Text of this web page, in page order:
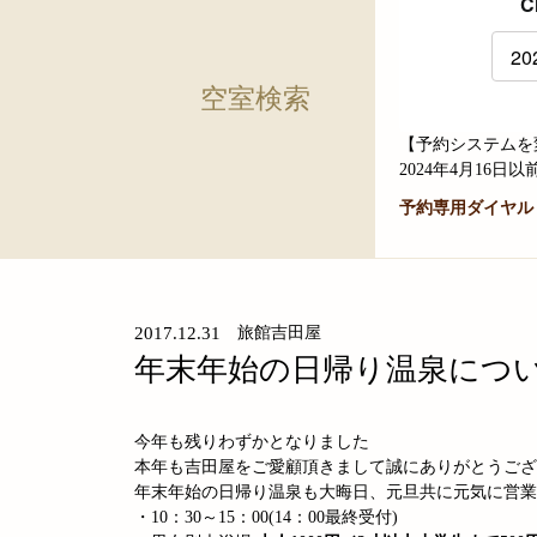
空室検索
【予約システム
2024年4月16日以
予約専用ダイヤル
2017.12.31 旅館吉田屋
年末年始の日帰り温泉につ
今年も残りわずかとなりました
本年も吉田屋をご愛顧頂きまして誠にありがとうご
年末年始の日帰り温泉も大晦日、元旦共に元気に営
・10：30～15：00(14：00最終受付)